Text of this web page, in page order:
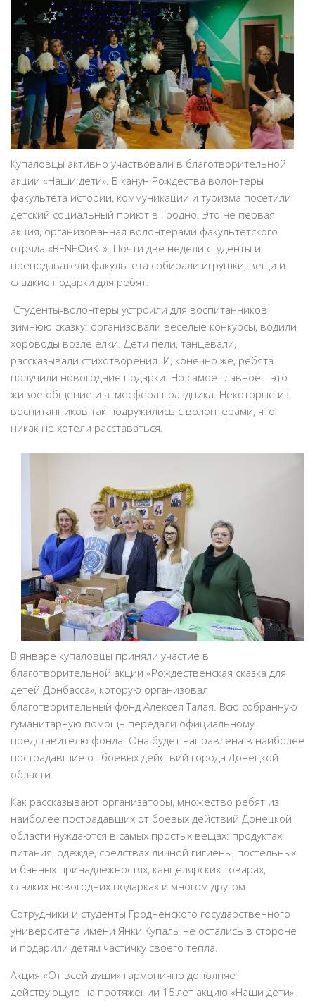
Купаловцы активно участвовали в благотворительной
акции «Наши дети». В канун Рождества волонтеры
факультета истории, коммуникации и туризма посетили
детский социальный приют в Гродно. Это не первая
акция, организованная волонтерами факультетского
отряда «BENEФиКТ». Почти две недели студенты и
преподаватели факультета собирали игрушки, вещи и
сладкие подарки для ребят.
Студенты-волонтеры устроили для воспитанников
зимнюю сказку: организовали веселые конкурсы, водили
хороводы возле елки. Дети пели, танцевали,
рассказывали стихотворения. И, конечно же, ребята
получили новогодние подарки. Но самое главное – это
живое общение и атмосфера праздника. Некоторые из
воспитанников так подружились с волонтерами, что
никак не хотели расставаться.
В январе купаловцы приняли участие в
благотворительной акции «Рождественская сказка для
детей Донбасса», которую организовал
благотворительный фонд Алексея Талая. Всю собранную
гуманитарную помощь передали официальному
представителю фонда. Она будет направлена в наиболее
пострадавшие от боевых действий города Донецкой
области.
Как рассказывают организаторы, множество ребят из
наиболее пострадавших от боевых действий Донецкой
области нуждаются в самых простых вещах: продуктах
питания, одежде, средствах личной гигиены, постельных
и банных принадлежностях, канцелярских товарах,
сладких новогодних подарках и многом другом.
Сотрудники и студенты Гродненского государственного
университета имени Янки Купалы не остались в стороне
и подарили детям частичку своего тепла.
Акция «От всей души» гармонично дополняет
действующую на протяжении 15 лет акцию «Наши дети»,